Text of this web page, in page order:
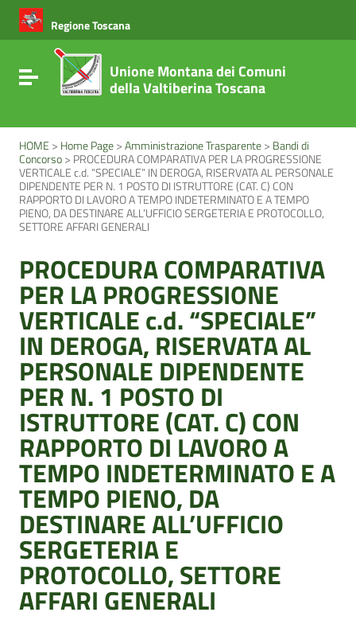
Vai ai contenuti
Vai al menu di navigazione
Vai al footer
Regione Toscana
Attiva / disattiva la navigazione
Unione Montana dei Comuni
della Valtiberina Toscana
HOME > Home Page>Amministrazione Trasparente> Bandi di
Concorso> PROCEDURA COMPARATIVA PER LA PROGRESSIONE
VERTICALE c.d. “SPECIALE” IN DEROGA, RISERVATA AL PERSONALE
DIPENDENTE PER N. 1 POSTO DI ISTRUTTORE (CAT. C) CON
RAPPORTO DI LAVORO A TEMPO INDETERMINATO E A TEMPO
PIENO, DA DESTINARE ALL’UFFICIO SERGETERIA E PROTOCOLLO,
SETTORE AFFARI GENERALI
PROCEDURA COMPARATIVA
PER LA PROGRESSIONE
VERTICALE c.d. “SPECIALE”
IN DEROGA, RISERVATA AL
PERSONALE DIPENDENTE
PER N. 1 POSTO DI
ISTRUTTORE (CAT. C) CON
RAPPORTO DI LAVORO A
TEMPO INDETERMINATO E A
TEMPO PIENO, DA
DESTINARE ALL’UFFICIO
SERGETERIA E
PROTOCOLLO, SETTORE
AFFARI GENERALI